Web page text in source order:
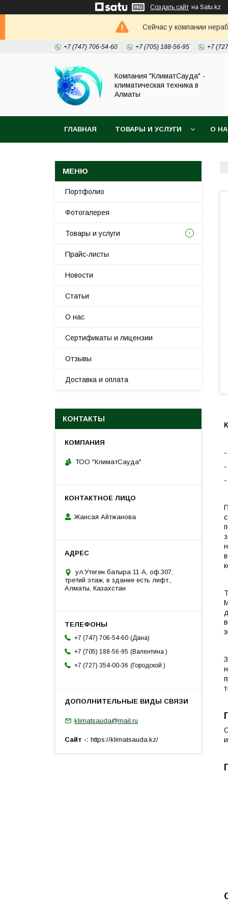
Создать сайт на Satu.kz
Сейчас у компании
+7 (747) 706-54-60 +7 (705) 188-56-95 +7
Компания "КлиматСауда" -
климатическая техника в
Алматы
ГЛАВНАЯ ТОВАРЫ И УСЛУГИ О
Портфолио
Фотогалерея
Товары и услуги
Прайс-листы
Новости
Статьи
О нас
Сертификаты и лицензии
Отзывы
Доставка и оплата
КОНТАКТЫ
ТОО "КлиматСауда"
Жансая Айтжанова
ул.Утеген батыра 11 А, оф.307,
третий этаж, в здание есть лифт.,
Алматы, Казахстан
+7 (747) 706-54-60 Дана
+7 (705) 188-56-95
Валентина
+7 (727) 354-00-36
Городской
klimatsauda@mail.ru
Сайт - https://klimatsauda.kz/